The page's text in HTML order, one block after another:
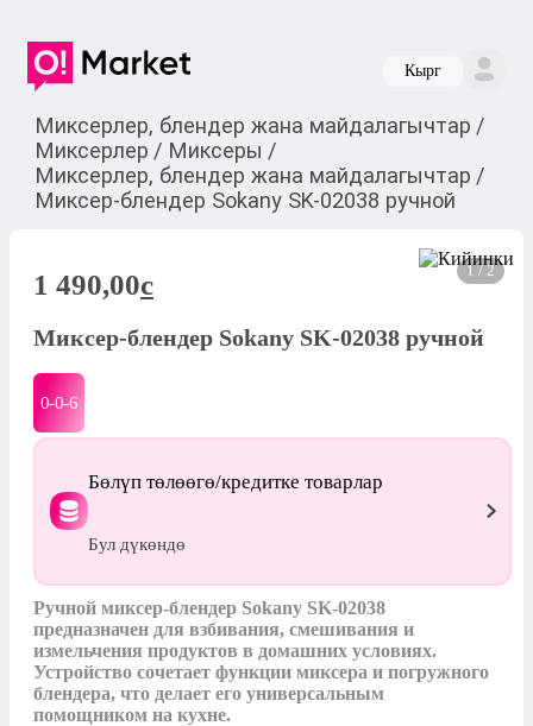
Кырг
Миксерлер, блендер жана майдалагычтар /
Миксерлер / Миксеры /
Миксерлер, блендер жана майдалагычтар /
Миксер-блендер Sokany SK-02038 ручной
1 / 2
1 490,00c
Миксер-блендер Sokany SK-02038 ручной
0-0-6
Бөлүп төлөөгө/кредитке товарлар
Бул дүкөндө
Ручной миксер-блендер Sokany SK-02038
предназначен для взбивания, смешивания и
измельчения продуктов в домашних условиях.
Устройство сочетает функции миксера и погружного
блендера, что делает его универсальным
помощником на кухне.